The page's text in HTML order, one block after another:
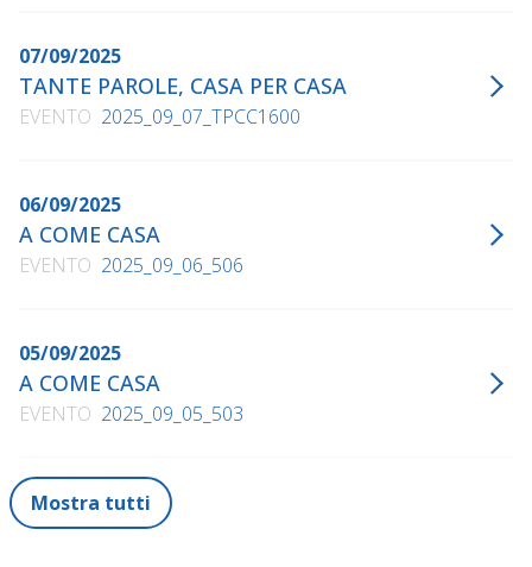
07/09/2025
TANTE PAROLE, CASA PER CASA
EVENTO 2025_09_07_TPCC1600
06/09/2025
A COME CASA
EVENTO 2025_09_06_506
05/09/2025
A COME CASA
EVENTO 2025_09_05_503
Mostra tutti